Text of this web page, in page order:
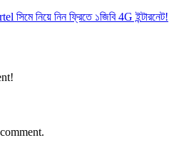
সিমে নিয়ে নিন ফ্রিতে ১জিবি 4G ইন্টারনেট!